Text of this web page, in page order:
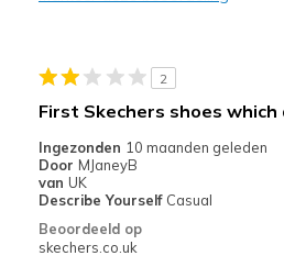
Going Out
Sizing
View On Shoes
Shoes are for
2
First Skechers shoes
Ingezonden 10 maanden geleden
Door MJaneyB
van UK
Describe Yourself Casual
Beoordeeld op
skechers.co.uk